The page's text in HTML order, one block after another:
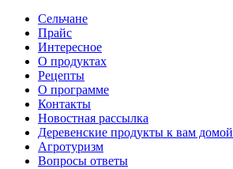
Сельчане
Прайс
Интересное
О продуктах
Рецепты
О программе
Контакты
Новостная рассылка
Деревенские продукты к вам домой
Агротуризм
Вопросы ответы